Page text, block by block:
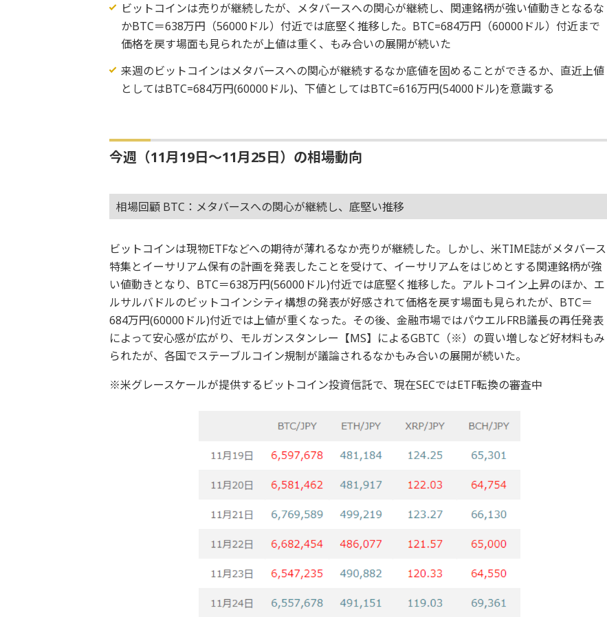
ビットコインは売りが継続したが、メタバースへの関心が継続し、関連銘柄が強い値動きとなるな
かBTC＝638万円（56000ドル）付近では底堅く推移した。BTC=684万円（60000ドル）付近まで
価格を戻す場面も見られたが上値は重く、もみ合いの展開が続いた
来週のビットコインはメタバースへの関心が継続するなか底値を固めることができるか、直近上値
としてはBTC=684万円(60000ドル)、下値としてはBTC=616万円(54000ドル)を意識する
今週（11月19日～11月25日）の相場動向
相場回顧 BTC：メタバースへの関心が継続し、底堅い推移
ビットコインは現物ETFなどへの期待が薄れるなか売りが継続した。しかし、米TIME誌がメタバース
特集とイーサリアム保有の計画を発表したことを受けて、イーサリアムをはじめとする関連銘柄が強
い値動きとなり、BTC＝638万円(56000ドル)付近では底堅く推移した。アルトコイン上昇のほか、エ
ルサルバドルのビットコインシティ構想の発表が好感されて価格を戻す場面も見られたが、BTC＝
684万円(60000ドル)付近では上値が重くなった。その後、金融市場ではパウエルFRB議長の再任発表
によって安心感が広がり、モルガンスタンレー【MS】によるGBTC（※）の買い増しなど好材料もみ
られたが、各国でステーブルコイン規制が議論されるなかもみ合いの展開が続いた。
※米グレースケールが提供するビットコイン投資信託で、現在SECではETF転換の審査中